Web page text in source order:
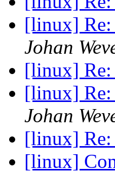
[linux] Re:
Johan
[linux] Re:
[linux] Re:
Johan
[linux]
[linux]